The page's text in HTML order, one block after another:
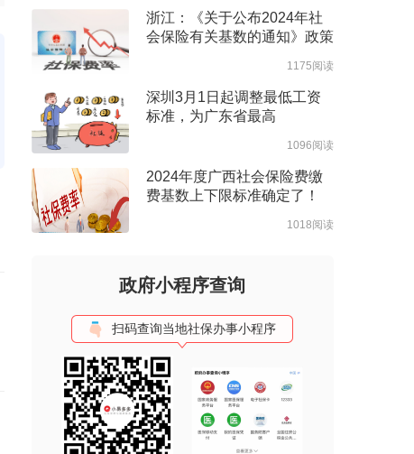
浙江：《关于公布2024年社
会保险有关基数的通知》政策
1175阅读
深圳3月1日起调整最低工资
标准，为广东省最高
1096阅读
2024年度广西社会保险费缴
费基数上下限标准确定了！
1018阅读
政府小程序查询
扫码查询当地社保办事小程序